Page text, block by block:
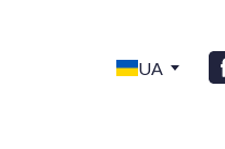
UA